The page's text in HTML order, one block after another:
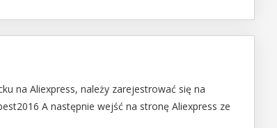
na Aliexpress, należy zarejestrować się na
A następnie wejść na stronę Aliexpress ze